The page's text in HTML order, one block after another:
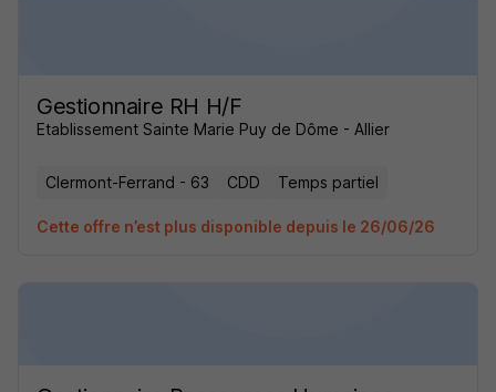
Gestionnaire RH H/F
Etablissement Sainte Marie Puy de Dôme - Allier
Clermont-Ferrand - 63 CDD Temps partiel
Cette offre n’est plus disponible depuis le 26/06/26